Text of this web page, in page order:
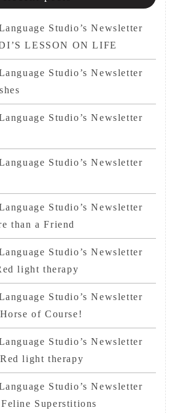
Studio’s Newsletter
LESSON ON LIFE
Studio’s Newsletter
Studio’s Newsletter
Studio’s Newsletter
Studio’s Newsletter
than a Friend
Studio’s Newsletter
light therapy
Studio’s Newsletter
of Course!
Studio’s Newsletter
light therapy
Studio’s Newsletter
Superstitions